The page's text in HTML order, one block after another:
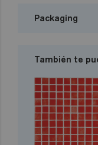
Packaging
También te